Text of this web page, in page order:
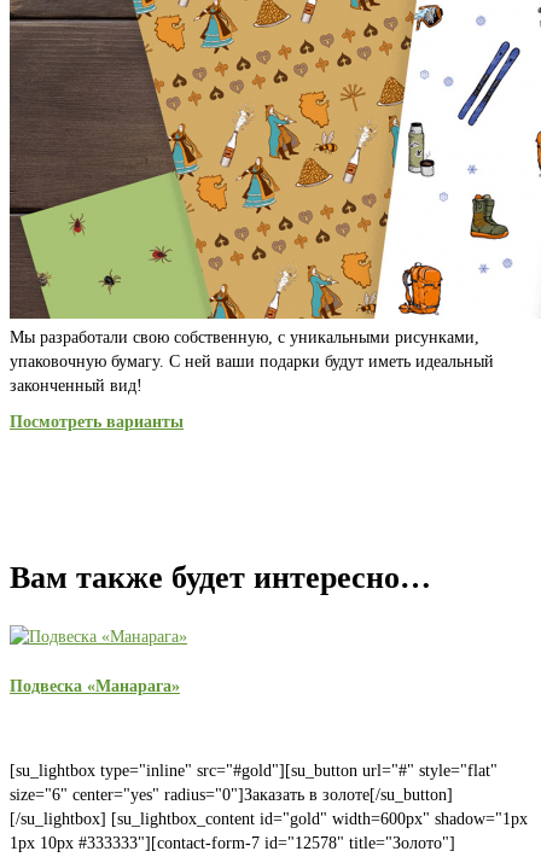
Мы разработали свою собственную, с уникальными рисунками,
упаковочную бумагу. С ней ваши подарки будут иметь идеальный
законченный вид!
Посмотреть варианты
Вам также будет интересно…
Подвеска «Манарага»
[su_lightbox type="inline" src="#gold"][su_button url="#" style="flat"
size="6" center="yes" radius="0"]Заказать в золоте[/su_button]
[/su_lightbox] [su_lightbox_content id="gold" width=600px" shadow="1px
1px 10px #333333"][contact-form-7 id="12578" title="Золото"]